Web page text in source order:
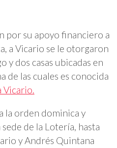
por su apoyo financiero a
a Vicario se le otorgaron
y dos casas ubicadas en
de las cuales es conocida
Vicario.
la orden dominica y
de la Lotería, hasta
y Andrés Quintana